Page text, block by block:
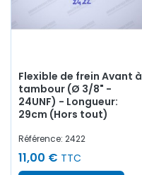
Flexible de frein Avant à
tambour (Ø 3/8" -
24UNF) - Longueur:
29cm (Hors tout)
Référence: 2422
11,00 € TTC